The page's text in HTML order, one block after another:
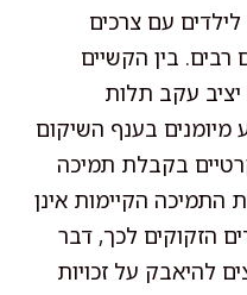
עם צרכים
בין הקשיים
יציב עקב תלות
בענף השיקום
בקבלת תמיכה
הקיימות אינן
הזקוקים לכך, דבר
להיאבק על זכויות